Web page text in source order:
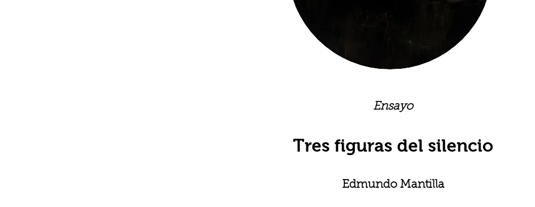
Ensayo
Tres figuras del silencio
Edmundo Mantilla